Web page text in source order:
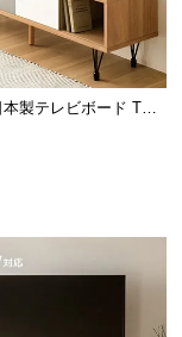
製テレビボード TOT-